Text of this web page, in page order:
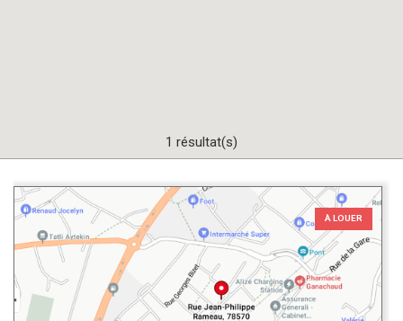
1 résultat(s)
À LOUER